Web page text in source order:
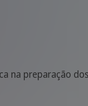
na preparação